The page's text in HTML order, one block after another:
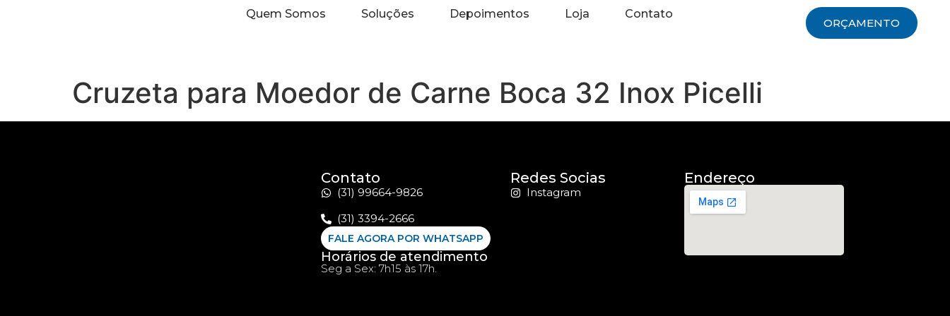
Quem Somos Soluções Depoimentos Loja Contato
ORÇAMENTO
Cruzeta para Moedor de Carne Boca 32 Inox Picelli
Contato
(31) 99664-9826
(31) 3394-2666
FALE AGORA POR WHATSAPP
Horários de atendimento
Seg a Sex: 7h15 às 17h.
Redes Socias
Instagram
Endereço